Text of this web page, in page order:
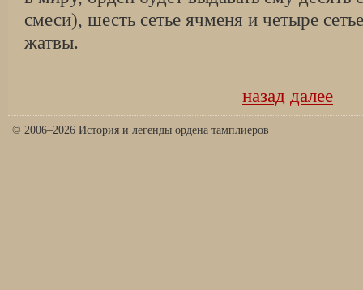
смеси), шесть сетье ячменя и четыре
жатвы.
назад далее
© 2006–2026 История и легенды ордена тамплиеров